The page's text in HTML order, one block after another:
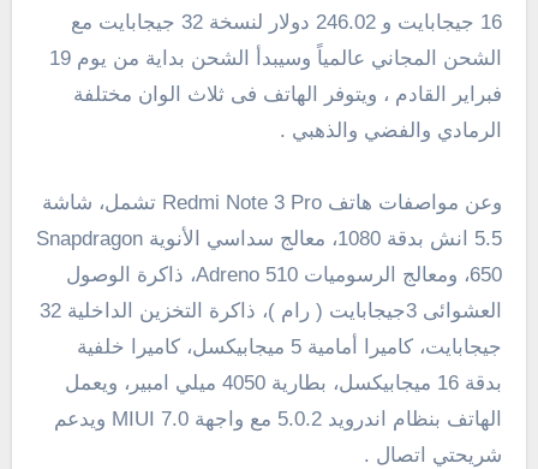
16 جيجابايت و 246.02 دولار لنسخة 32 جيجابايت مع
الشحن المجاني عالمياً وسيبدأ الشحن بداية من يوم 19
فبراير القادم ، ويتوفر الهاتف فى ثلاث الوان مختلفة
الرمادي والفضي والذهبي .
وعن مواصفات هاتف Redmi Note 3 Pro تشمل، شاشة
5.5 انش بدقة 1080، معالج سداسي الأنوية Snapdragon
650، ومعالج الرسوميات Adreno 510، ذاكرة الوصول
العشوائى 3جيجابايت ( رام )، ذاكرة التخزين الداخلية 32
جيجابايت، كاميرا أمامية 5 ميجابيكسل، كاميرا خلفية
بدقة 16 ميجابيكسل،
بطارية 4050 ميلي امبير
، ويعمل
الهاتف بنظام
اندرويد 5.0.2 مع واجهة MIUI 7.0 ويدعم
شريحتي اتصال .